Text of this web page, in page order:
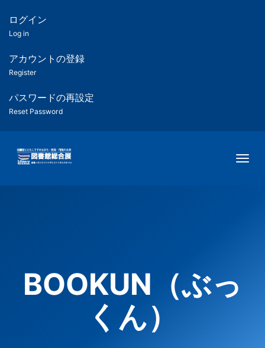
ツ
匿
名
ユ
ー
ー
用
メ
ログイン
Log in
アカウントの登録
Register
パスワードの再設定
Reset Password
BOOKUN（ぶっ
くん）